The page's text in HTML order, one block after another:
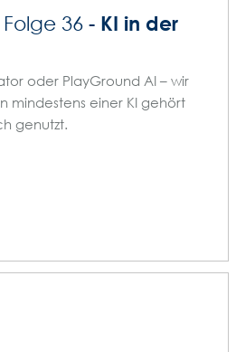
36 - KI in der
oder PlayGround AI – wir
mindestens einer KI gehört
genutzt.